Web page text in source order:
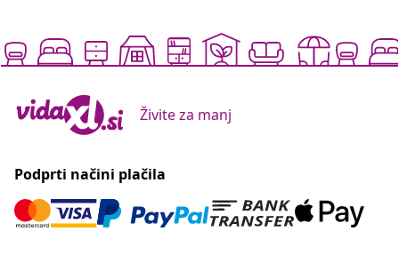
Živite za manj
Podprti načini plačila